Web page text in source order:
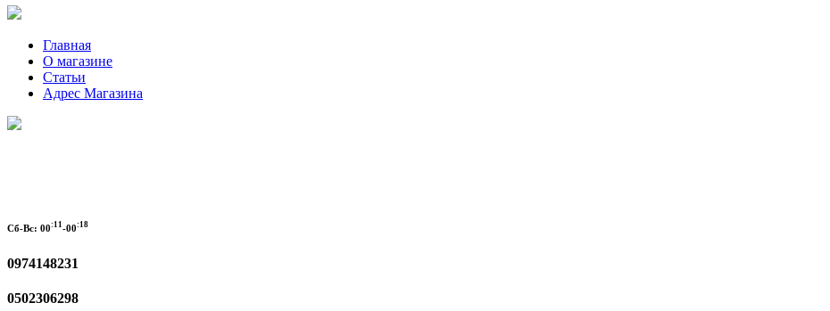
Главная
О магазине
Статьи
Адрес Магазина
Сб-Вс: 00:11 -00:18
0974148231
0502306298